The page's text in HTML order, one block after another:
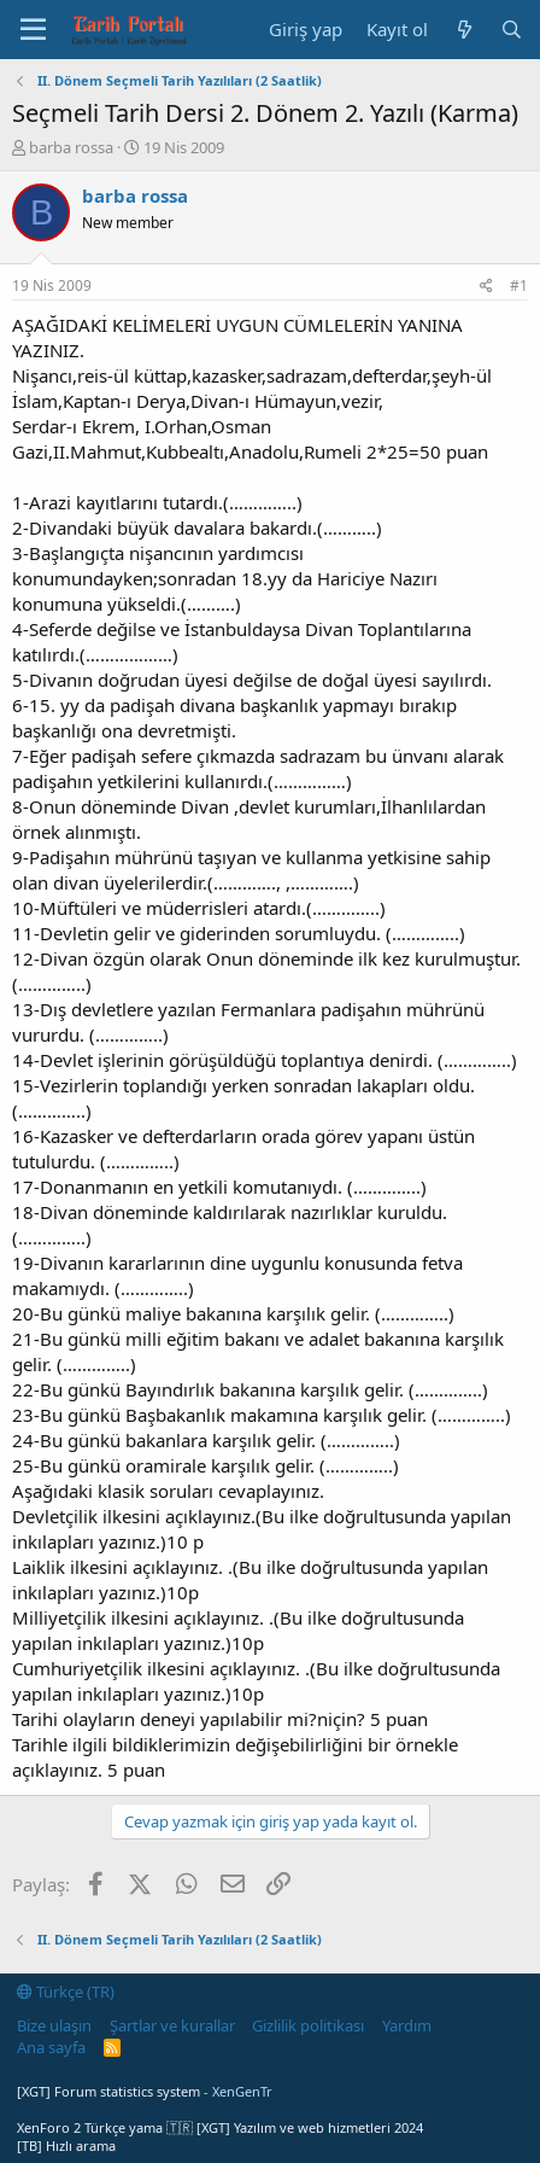
Giriş yap Kayıt ol
II. Dönem Seçmeli Tarih Yazılıları (2 Saatlik)
Seçmeli Tarih Dersi 2. Dönem 2. Yazılı (Karma)
K
n
b
u
u
b
a
ş
l
a
t
a
n
barba rossa
B
ş
a
ç
r
i
h
19 Nis 2009
B barba rossa
New member
19 Nis 2009 #1
AŞAĞIDAKİ KELİMELERİ UYGUN CÜMLELERİN YANINA
YAZINIZ.
Nişancı,reis-ül küttap,kazasker,sadrazam,defterdar,şeyh-ül
İslam,Kaptan-ı Derya,Divan-ı Hümayun,vezir,
Serdar-ı Ekrem, I.Orhan,Osman
Gazi,II.Mahmut,Kubbealtı,Anadolu,Rumeli 2*25=50 puan
1-Arazi kayıtlarını tutardı.(…………..)
2-Divandaki büyük davalara bakardı.(………..)
3-Başlangıçta nişancının yardımcısı
konumundayken;sonradan 18.yy da Hariciye Nazırı
konumuna yükseldi.(……….)
4-Seferde değilse ve İstanbuldaysa Divan Toplantılarına
katılırdı.(………………)
5-Divanın doğrudan üyesi değilse de doğal üyesi sayılırdı.
6-15. yy da padişah divana başkanlık yapmayı bırakıp
başkanlığı ona devretmişti.
7-Eğer padişah sefere çıkmazda sadrazam bu ünvanı alarak
padişahın yetkilerini kullanırdı.(……………)
8-Onun döneminde Divan ,devlet kurumları,İlhanlılardan
örnek alınmıştı.
9-Padişahın mührünü taşıyan ve kullanma yetkisine sahip
olan divan üyelerilerdir.(…………., ,………….)
10-Müftüleri ve müderrisleri atardı.(…………..)
11-Devletin gelir ve giderinden sorumluydu. (…………..)
12-Divan özgün olarak Onun döneminde ilk kez kurulmuştur.
(…………..)
13-Dış devletlere yazılan Fermanlara padişahın mührünü
vururdu. (…………..)
14-Devlet işlerinin görüşüldüğü toplantıya denirdi. (…………..)
15-Vezirlerin toplandığı yerken sonradan lakapları oldu.
(…………..)
16-Kazasker ve defterdarların orada görev yapanı üstün
tutulurdu. (…………..)
17-Donanmanın en yetkili komutanıydı. (…………..)
18-Divan döneminde kaldırılarak nazırlıklar kuruldu.
(…………..)
19-Divanın kararlarının dine uygunlu konusunda fetva
makamıydı. (…………..)
20-Bu günkü maliye bakanına karşılık gelir. (…………..)
21-Bu günkü milli eğitim bakanı ve adalet bakanına karşılık
gelir. (…………..)
22-Bu günkü Bayındırlık bakanına karşılık gelir. (…………..)
23-Bu günkü Başbakanlık makamına karşılık gelir. (…………..)
24-Bu günkü bakanlara karşılık gelir. (…………..)
25-Bu günkü oramirale karşılık gelir. (…………..)
Aşağıdaki klasik soruları cevaplayınız.
Devletçilik ilkesini açıklayınız.(Bu ilke doğrultusunda yapılan
inkılapları yazınız.)10 p
Laiklik ilkesini açıklayınız. .(Bu ilke doğrultusunda yapılan
inkılapları yazınız.)10p
Milliyetçilik ilkesini açıklayınız. .(Bu ilke doğrultusunda
yapılan inkılapları yazınız.)10p
Cumhuriyetçilik ilkesini açıklayınız. .(Bu ilke doğrultusunda
yapılan inkılapları yazınız.)10p
Tarihi olayların deneyi yapılabilir mi?niçin? 5 puan
Tarihle ilgili bildiklerimizin değişebilirliğini bir örnekle
açıklayınız. 5 puan
Cevap yazmak için giriş yap yada kayıt ol.
Paylaş: FacebookX (Twitter)WhatsApp
E-posta
II. Dönem Seçmeli Tarih Yazılıları (2 Saatlik)
Türkçe (TR)
Bize ulaşın
Şartlar ve kurallar Gizlilik politikası
Yardım
Ana sayfa
R
[XGT] Forum statistics system - XenGenTr
XenForo 2 Türkçe yama 🇹🇷 [XGT] Yazılım ve web hizmetleri 2024
[TB] Hızlı arama